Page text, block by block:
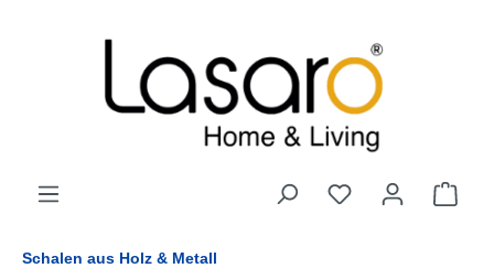
Schalen aus Holz & Metall